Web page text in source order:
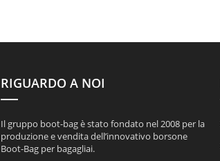
RIGUARDO A NOI
Il gruppo boot-bag è stato fondato nel 2008 per la
produzione e vendita dell’innovativo borsone
Boot-Bag per bagagliai.